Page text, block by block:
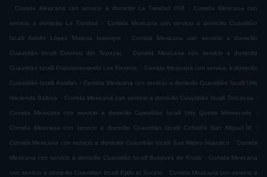
.
Comida Mexicana con servicio a domicilio La Trinidad 008 . Comida Mexicana con
servicio a domicilio La Trinidad . Comida Mexicana con servicio a domicilio Cuautitlán
Izcalli Adolfo López Mateos Issemym . Comida Mexicana con servicio a domicilio
Cuautitlán Izcalli Colonial del Tepeyac . Comida Mexicana con servicio a domicilio
Cuautitlán Izcalli Fraccionamiento Los Fresnos . Comida Mexicana con servicio a domicilio
Cuautitlán Izcalli Axotlan . Comida Mexicana con servicio a domicilio Cuautitlán Izcalli Urbi
Hacienda Balboa . Comida Mexicana con servicio a domicilio Cuautitlán Izcalli Texcacoa .
Comida Mexicana con servicio a domicilio Cuautitlán Izcalli Urbi Quinta Montecarlo .
Comida Mexicana con servicio a domicilio Cuautitlán Izcalli Cofradía San Miguel ÌII .
Comida Mexicana con servicio a domicilio Cuautitlán Izcalli San Mateo Ixtacalco . Comida
Mexicana con servicio a domicilio Cuautitlán Izcalli Bosques de Xhala . Comida Mexicana
con servicio a domicilio Cuautitlán Izcalli Ejido el Socoro . Comida Mexicana con servicio a